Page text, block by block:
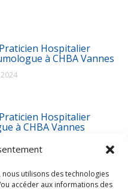
utilisons des technologies
accéder aux informations des
Hospitalier
à CHBA Vannes
Hospitalier
à CHBA Vannes